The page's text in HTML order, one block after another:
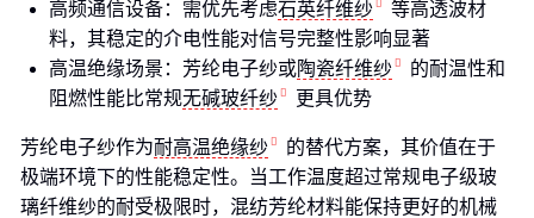
高频通信设备：需优先考虑石英纤维纱
等高透波材
料，其稳定的介电性能对信号完整性影响显著
高温绝缘场景：芳纶电子纱或陶瓷纤维纱
的耐温性和
阻燃性能比常规无碱玻纤纱 更具优势
芳纶电子纱作为耐高温绝缘纱
的替代方案，其价值在于
极端环境下的性能稳定性。当工作温度超过常规电子级玻
璃纤维纱的耐受极限时，混纺芳纶材料能保持更好的机械